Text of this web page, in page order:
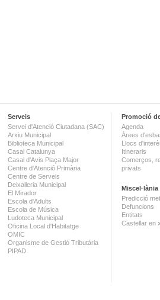
Serveis
Servei d'Atenció Ciutadana (SAC)
Arxiu Municipal
Biblioteca Municipal
Casal Catalunya
Casal d'Avis Plaça Major
Centre d'Atenció Primària
Centre de Serveis
Deixalleria Municipal
El Mirador
Escola d'Adults
Escola de Música
Ludoteca Municipal
Oficina Local d'Habitatge
OMIC
Organisme de Gestió Tributària
PIPAD
Promoció
Agenda
Àrees
Llocs
Itineraris
Comerços,
privats
Miscel·lània
Predicció
Defuncions
Entitats
Castellar en